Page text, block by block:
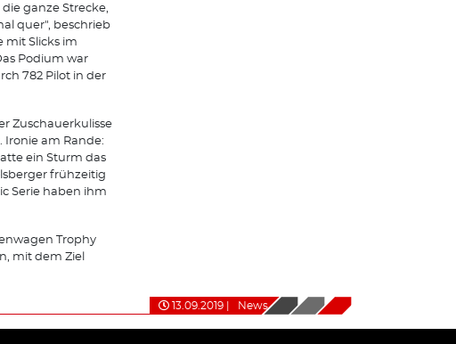
ganze Strecke,
quer", beschrieb
mit Slicks im
Podium war
782 Pilot in der
Zuschauerkulisse
Ironie am Rande:
ein Sturm das
frühzeitig
Serie haben ihm
Trophy
mit dem Ziel
13.09.2019 News